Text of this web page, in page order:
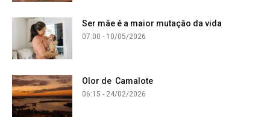
Ser mãe é a maior mutação da vida
07:00 - 10/05/2026
Olor de Camalote
06:15 - 24/02/2026